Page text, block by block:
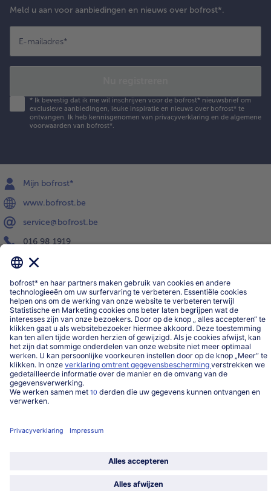
Meld u aan voor aanbiedingen en nieuws over bofrost*.
E-mailadres*
* Ik bevestig dat ik me wil inschrijven voor de bofrost* nieuwsbrief om
exclusieve aanbiedingen, leuke inspiratie en nieuws over bofrost* te
ontvangen. Ik heb kennisgenomen van privacyverklaring en de algemene
voorwaarden van bofrost*.
Mijn bofrost*
www.bofrost.be
service@bofrost.be
016 98 1919
Service
Over ons
Categorieën